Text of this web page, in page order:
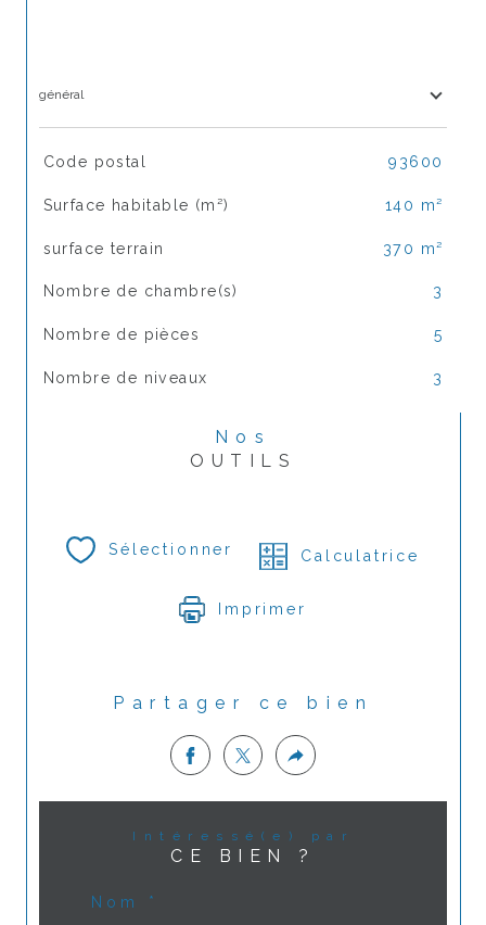
général
TRAD_SIROCCO_Caracteristique
Code postal 93600
Surface habitable (m²) 140 m²
surface terrain 370 m²
Nombre de chambre(s) 3
Nombre de pièces 5
Nombre de niveaux 3
Nos
OUTILS
Sélectionner Calculatrice
Imprimer
Partager ce bien
Intéressé(e) par
CE BIEN ?
Nom *